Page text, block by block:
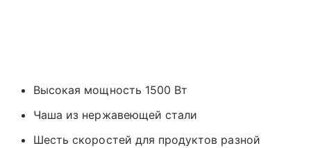
Высокая мощность 1500 Вт
Чаша из нержавеющей стали
Шесть скоростей для продуктов разной